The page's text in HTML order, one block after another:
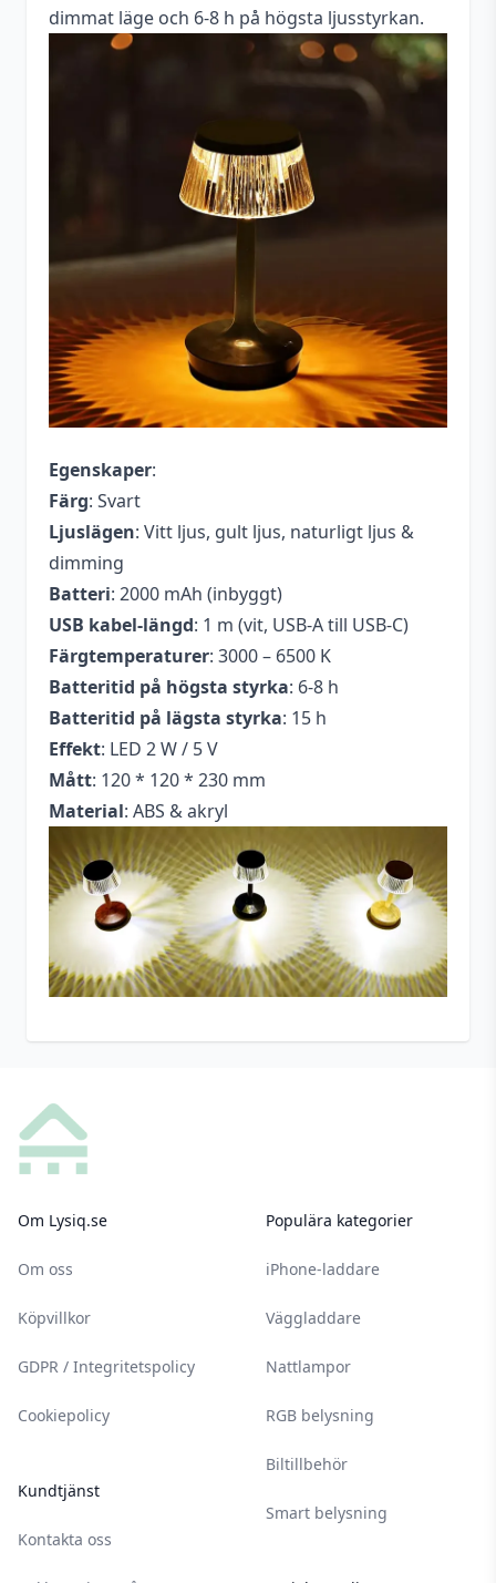
dimmat läge och 6-8 h på högsta ljusstyrkan.
Egenskaper:
Färg: Svart
Ljuslägen: Vitt ljus, gult ljus, naturligt ljus &
dimming
Batteri: 2000 mAh (inbyggt)
USB kabel-längd: 1 m (vit, USB-A till USB-C)
Färgtemperaturer: 3000 – 6500 K
Batteritid på högsta styrka: 6-8 h
Batteritid på lägsta styrka: 15 h
Effekt: LED 2 W / 5 V
Mått: 120 * 120 * 230 mm
Material: ABS & akryl
Om Lysiq.se
Om oss
Köpvillkor
GDPR / Integritetspolicy
Cookiepolicy
Kundtjänst
Kontakta oss
Populära kategorier
iPhone-laddare
Väggladdare
Nattlampor
RGB belysning
Biltillbehör
Smart belysning